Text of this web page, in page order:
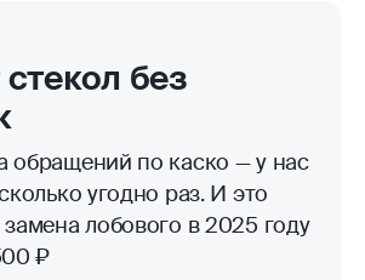
без
обращений по каско — у нас
угодно раз. И это
лобового в 2025 году
₽